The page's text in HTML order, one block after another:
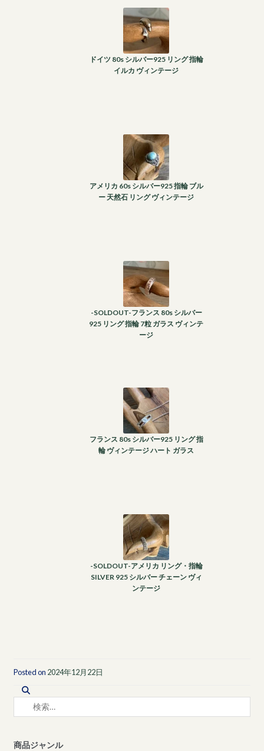
ドイツ 80s シルバー925 リング 指輪
イルカ ヴィンテージ
アメリカ 60s シルバー925 指輪 ブル
ー 天然石 リング ヴィンテージ
-SOLDOUT-フランス 80s シルバー
925 リング 指輪 7粒 ガラス ヴィンテ
ージ
フランス 80s シルバー925 リング 指
輪 ヴィンテージ ハート ガラス
-SOLDOUT-アメリカ リング・指輪
SILVER 925 シルバー チェーン ヴィ
ンテージ
Posted on 2024年12月22日
索:
商品ジャンル